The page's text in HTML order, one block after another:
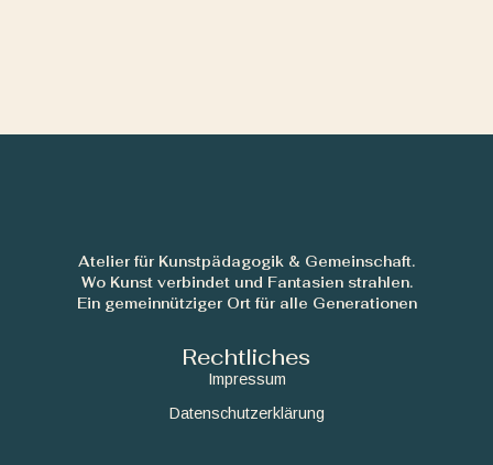
Atelier für Kunstpädagogik & Gemeinschaft.
Wo Kunst verbindet und Fantasien strahlen.
Ein gemeinnütziger Ort für alle Generationen
Rechtliches
Impressum
Datenschutzerklärung